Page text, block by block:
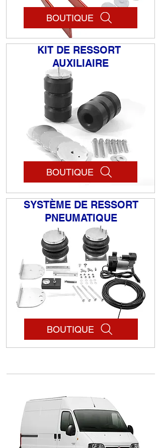
BOUTIQUE
KIT DE RESSORT
AUXILIAIRE
BOUTIQUE
SYSTÈME DE RESSORT
PNEUMATIQUE
BOUTIQUE